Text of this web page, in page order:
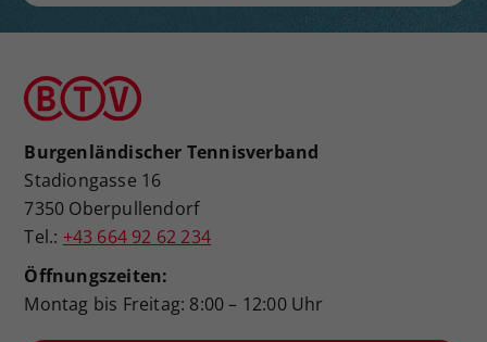
Burgenländischer Tennisverband
Stadiongasse 16
7350 Oberpullendorf
Tel.: +43 664 92 62 234
Öffnungszeiten:
Montag bis Freitag: 8:00 – 12:00 Uhr